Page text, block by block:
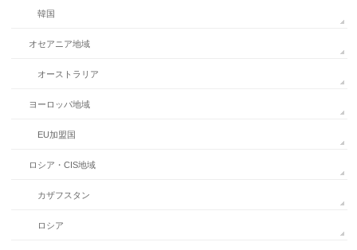
韓国
オセアニア地域
オーストラリア
ヨーロッパ地域
EU加盟国
ロシア・CIS地域
カザフスタン
ロシア